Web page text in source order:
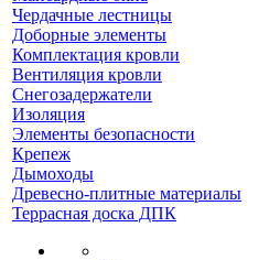
Чердачные лестницы
Доборные элементы
Комплектация кровли
Вентиляция кровли
Снегозадержатели
Изоляция
Элементы безопасности
Крепеж
Дымоходы
Древесно-плитные материалы
Террасная доска ДПК